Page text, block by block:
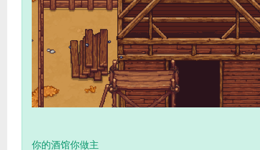
你的酒馆你做主